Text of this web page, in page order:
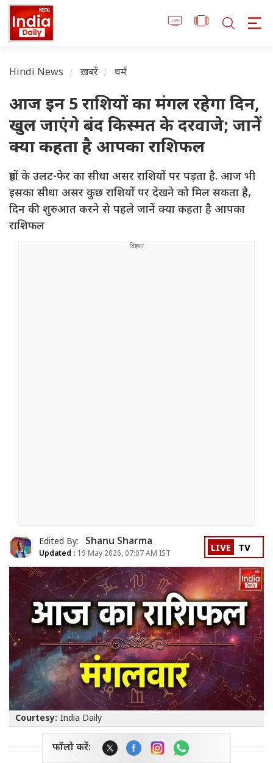
Hindi News ख़बरें धर्म
आज इन 5 राशियों का मंगल रहेगा दिन,
खुल जाएंगे बंद किस्मत के दरवाजे; जानें
क्या कहता है आपका राशिफल
ग्रहों के उलट-फेर का सीधा असर राशियों पर पड़ता है. आज भी
इसका सीधा असर कुछ राशियों पर देखने को मिल सकता है,
दिन की शुरुआत करने से पहले जानें क्या कहता है आपका
राशिफल
Edited By: Shanu Sharma
Updated : 19 May 2026, 07:07 AM IST LIVE TV
Courtesy: India Daily
फॉलो करें: